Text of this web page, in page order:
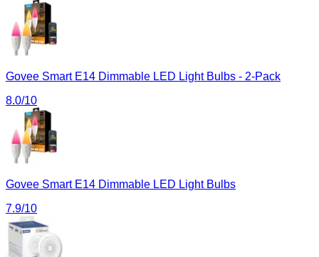
Govee Smart E14 Dimmable LED Light Bulbs - 2-Pack
8.0/10
Govee Smart E14 Dimmable LED Light Bulbs
7.9/10